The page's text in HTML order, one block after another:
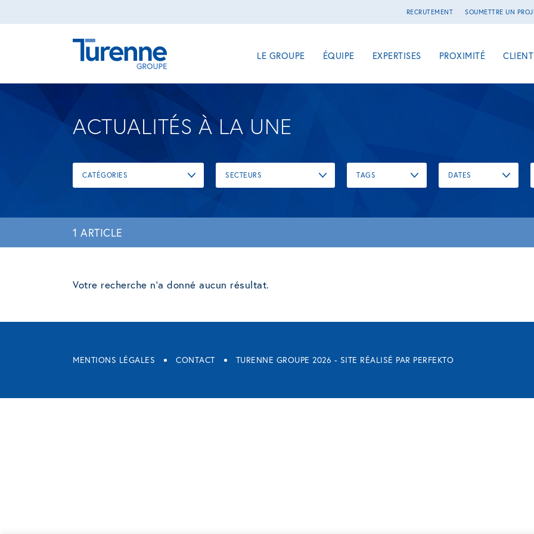
RECRUTEMENT SOUMETTRE UN
LE GROUPE ÉQUIPE EXPERTISES PROXIMITÉ
ACTUALITÉS À LA UNE
CATÉGORIES SECTEURS TAGS DATES
1 ARTICLE
Votre recherche n'a donné aucun résultat.
MENTIONS LÉGALES CONTACT TURENNE GROUPE 2026 - SITE RÉALISÉ PAR PERFEKTO